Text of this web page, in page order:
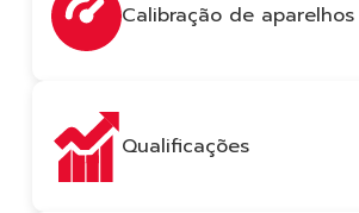
Calibração de aparelhos
Qualificações